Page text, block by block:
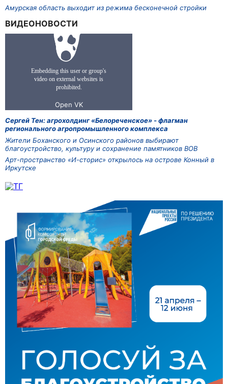
Амурская область выходит из режима бесконечной стройки
ВИДЕОНОВОСТИ
Сергей Тен: агрохолдинг «Белореченское» - флагман
регионального агропромышленного комплекса
Жители Боханского и Осинского районов выбирают
благоустройство, культуру и сохранение памятников ВОВ
Арт-пространство «И-сторис» открылось на острове Конный в
Иркутске